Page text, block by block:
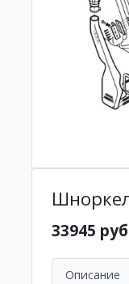
33945
Описание